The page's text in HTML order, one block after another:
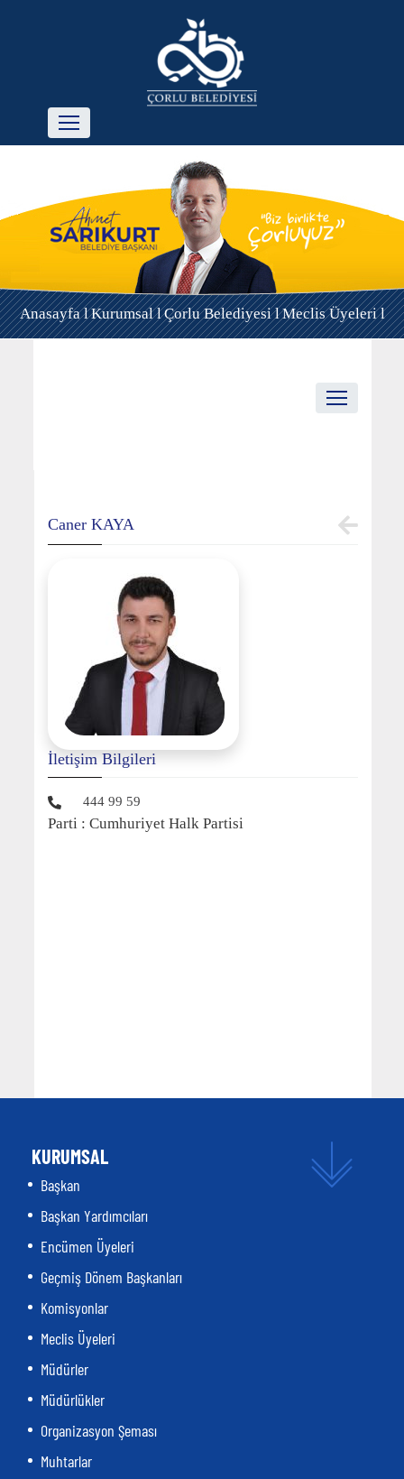
Anasayfa lKurumsal lÇorlu Belediyesi lMeclis Üyeleri l
Caner KAYA
İletişim Bilgileri
444 99 59
Parti : Cumhuriyet Halk Partisi
KURUMSAL
Başkan
Başkan Yardımcıları
Encümen Üyeleri
Geçmiş Dönem Başkanları
Komisyonlar
Meclis Üyeleri
Müdürler
Müdürlükler
Organizasyon Şeması
Muhtarlar